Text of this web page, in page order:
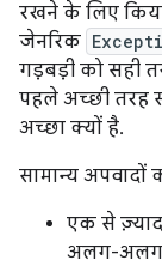
रखने के लिए
जेनरिक
गड़बड़ी को सही
पहले अच्छी तरह
अच्छा क्यों है.
सामान्य अपवादों
एक से
अलग-अलग